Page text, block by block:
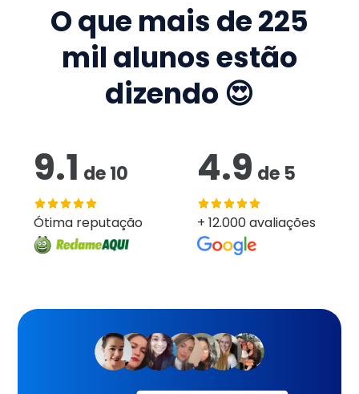
O que mais de225
mil alunos estão
dizendo 😍
9.1 de10
Ótima reputação
4.9 de 5
+ 12.000 avaliações